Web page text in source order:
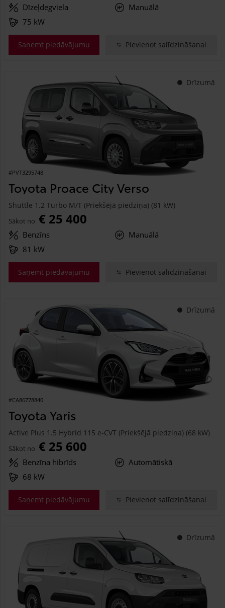
Dīzeļdegviela
Manuālā
75 kW
Saņemt piedāvājumu Pievienot salīdzināšanai
Drīzumā
#PVT3295748
Toyota Proace City Verso
Shuttle 1.2 Turbo M/T (Priekšējā piedziņa) (81 kW)
Sākot no € 25 400
Benzīns
Manuālā
81 kW
Saņemt piedāvājumu Pievienot salīdzināšanai
Drīzumā
#CA86778840
Toyota Yaris
Active Plus 1.5 Hybrid 115 e-CVT (Priekšējā piedziņa) (68 kW)
Sākot no € 25 600
Benzīna hibrīds
Automātiskā
68 kW
Saņemt piedāvājumu Pievienot salīdzināšanai
Drīzumā